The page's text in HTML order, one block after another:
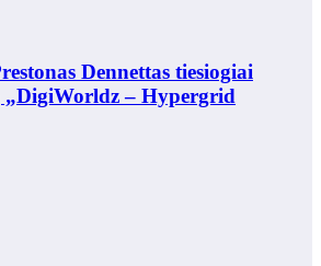
Dennettas tiesiogiai
„DigiWorldz – Hypergrid